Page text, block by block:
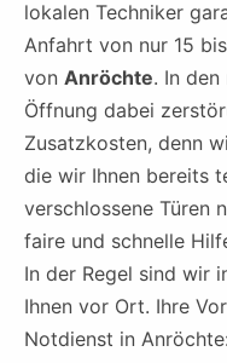
lokalen Techniker
Anfahrt von nur 15
von Anröchte. In
Öffnung dabei
Zusatzkosten, denn
die wir Ihnen bereits
verschlossene Türen
faire und schnelle
In der Regel sind wir
Ihnen vor Ort. Ihre
Notdienst in Anröchte: